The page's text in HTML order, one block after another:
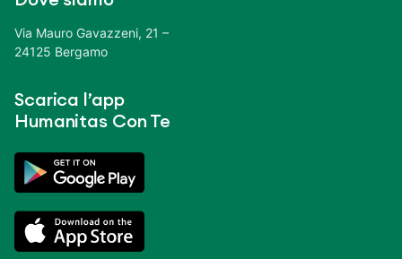
Via Mauro Gavazzeni, 21 –
24125 Bergamo
Scarica l’app
Humanitas Con Te